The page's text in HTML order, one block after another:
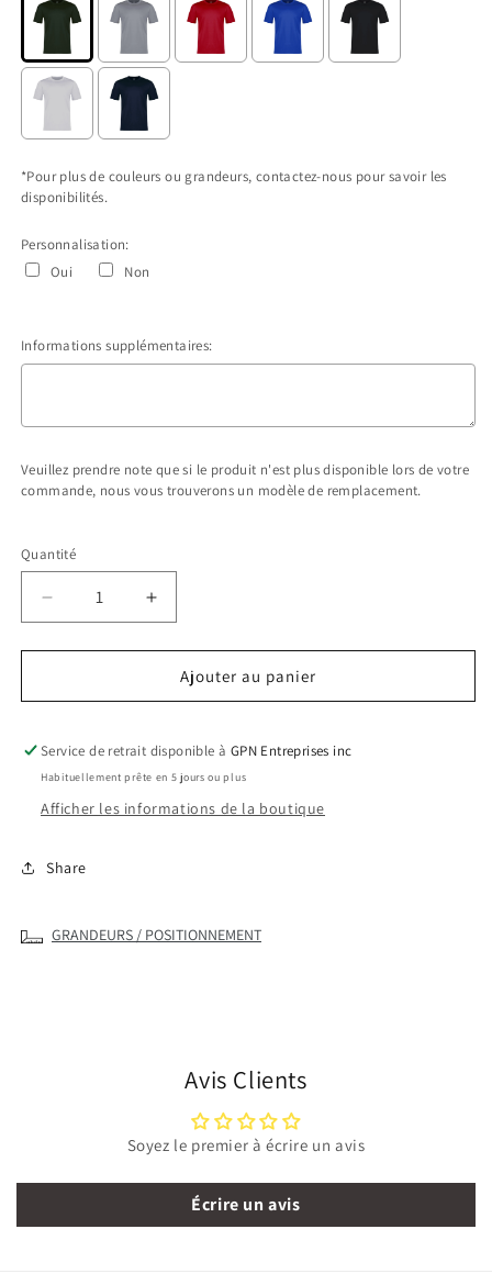
*Pour plus de couleurs ou grandeurs, contactez-nous pour savoir les
disponibilités.
Personnalisation:
Oui
Non
Informations supplémentaires:
Veuillez prendre note que si le produit n'est plus disponible lors de votre
commande, nous vous trouverons un modèle de remplacement.
Selection will add
Quantité
Réduire
quantité
S05925
T-
shirt
col
pour
Augmenter
quantité
S05925
T-
shirt
col
Ajouter au panier
Service de retrait disponible à GPN Entreprises inc
Habituellement prête en 5 jours ou plus
Afficher les informations de la boutique
Share
GRANDEURS / POSITIONNEMENT
Avis Clients
Soyez le premier à écrire un avis
Écrire un avis